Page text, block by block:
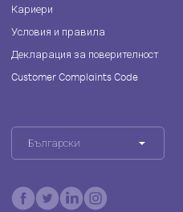
Кариери
Условия и правила
Декларация за поверителност
Customer Complaints Code
Български